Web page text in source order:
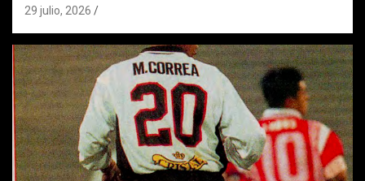
29 julio, 2026